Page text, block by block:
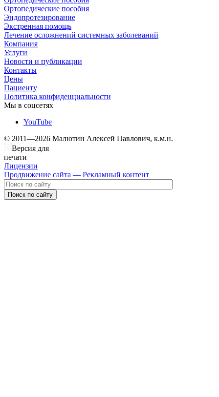
Ортопедические пособия
Эндопротезирование
Экстренная помощь
Лечение осложнений системных заболеваний
Компания
Услуги
Новости и публикации
Контакты
Цены
Пациенту
Политика конфиденциальности
Мы в соцсетях
YouTube
© 2011—2026 Малютин Алексей Павлович, к.м.н.
Версия для
печати
Лицензии
Продвижение сайта — Рекламный контент
Поиск по сайту